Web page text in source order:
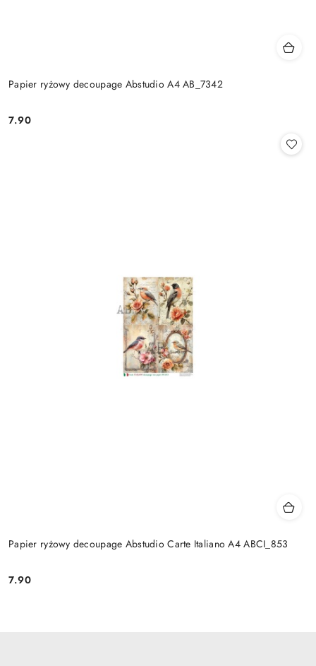
Papier ryżowy decoupage Abstudio A4 AB_7342
Cena:
7.90
Papier ryżowy decoupage Abstudio Carte Italiano A4 ABCI_853
Cena:
7.90